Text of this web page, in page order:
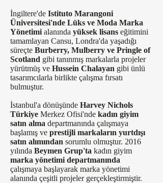
İngiltere'de Istituto Marangoni
Üniversitesi'nde Lüks ve Moda Marka
Yönetimi alanında yüksek lisans eğitimini
tamamlayan Cansu, Londra'da yaşadığı
süreçte Burberry, Mulberry ve Pringle of
Scotland gibi tanınmış markalarla projeler
yürütmüş ve Hussein Chalayan gibi ünlü
tasarımcılarla birlikte çalışma fırsatı
bulmuştur.
İstanbul'a dönüşünde Harvey Nichols
Türkiye Merkez Ofisi'nde kadın giyim
satın alma departmanında çalışmaya
başlamış ve prestijli markaların yurtdışı
satın alımından sorumlu olmuştur. 2016
yılında Beymen Grup'ta kadın giyim
marka yönetimi departmanında
çalışmaya başlayarak marka yönetimi
alanında çeşitli projeler gerçekleştirmiştir.